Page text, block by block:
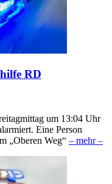
RD
um 13:04 Uhr
Eine Person
„Oberen Weg“ – mehr –